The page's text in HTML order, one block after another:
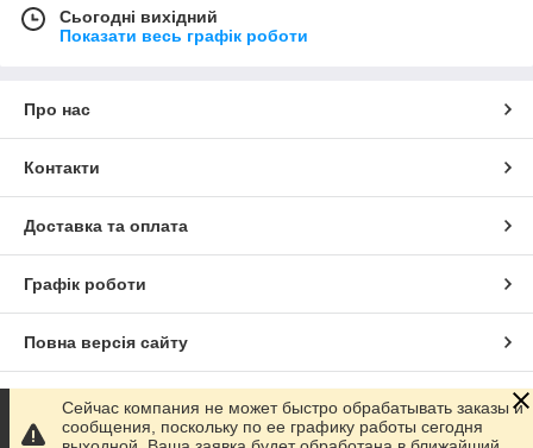
Сьогодні вихідний
Показати весь графік роботи
Про нас
Контакти
Доставка та оплата
Графік роботи
Повна версія сайту
Сайт створено на маркетплейсі Prom.ua
Сейчас компания не может быстро обрабатывать заказы и
сообщения, поскольку по ее графику работы сегодня